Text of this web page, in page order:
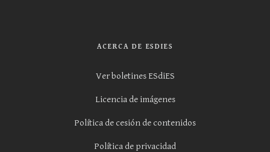
ACERCA DE ESDIES
Ver boletines ESdiES
Licencia de imágenes
Política de cesión de contenidos
Política de privacidad